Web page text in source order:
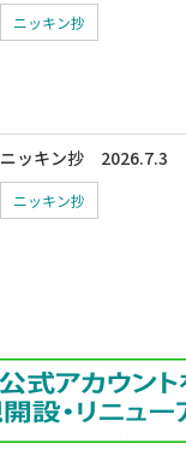
ニッキン抄
ニッキン抄 2026.7.3
ニッキン抄